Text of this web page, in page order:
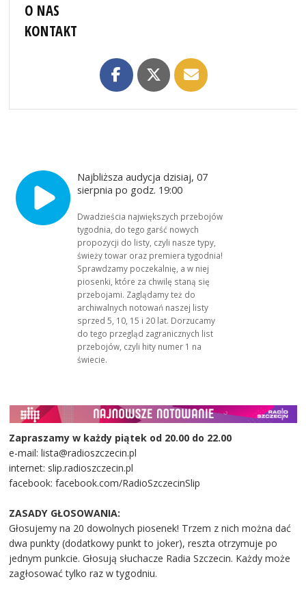
O NAS
KONTAKT
Najbliższa audycja dzisiaj, 07
sierpnia po godz. 19:00
Dwadzieścia największych przebojów
tygodnia, do tego garść nowych
propozycji do listy, czyli nasze typy,
świeży towar oraz premiera tygodnia!
Sprawdzamy poczekalnię, a w niej
piosenki, które za chwilę staną się
przebojami. Zaglądamy też do
archiwalnych notowań naszej listy
sprzed 5, 10, 15 i 20 lat. Dorzucamy
do tego przegląd zagranicznych list
przebojów, czyli hity numer 1 na
świecie.
Zapraszamy w każdy piątek od 20.00 do 22.00
e-mail: lista@radioszczecin.pl
internet: slip.radioszczecin.pl
facebook: facebook.com/RadioSzczecinSlip
ZASADY GŁOSOWANIA:
Głosujemy na 20 dowolnych piosenek! Trzem z nich można dać
dwa punkty (dodatkowy punkt to joker), reszta otrzymuje po
jednym punkcie. Głosują słuchacze Radia Szczecin. Każdy może
zagłosować tylko raz w tygodniu.